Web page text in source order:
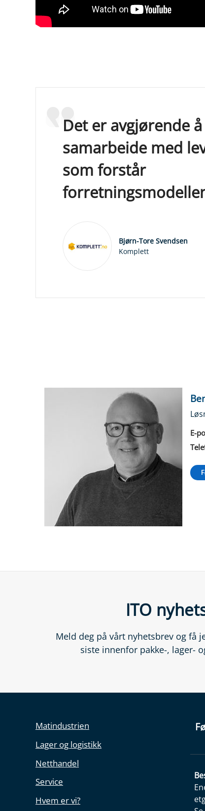
Det er avgjørende å
samarbeide med
som forstår
Bjørn-Tore Svendsen
Komplett
E-
ITO
Meld deg på vårt nyhetsbrev og få
siste innenfor pakke-, lager-
Matindustrien
Lager og logistikk
Netthandel
Service
Hvem er vi?